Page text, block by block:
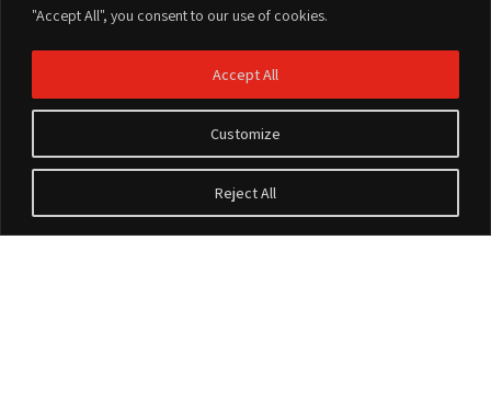
"Accept All", you consent to our use of cookies.
Customize
Reject All
Accept All